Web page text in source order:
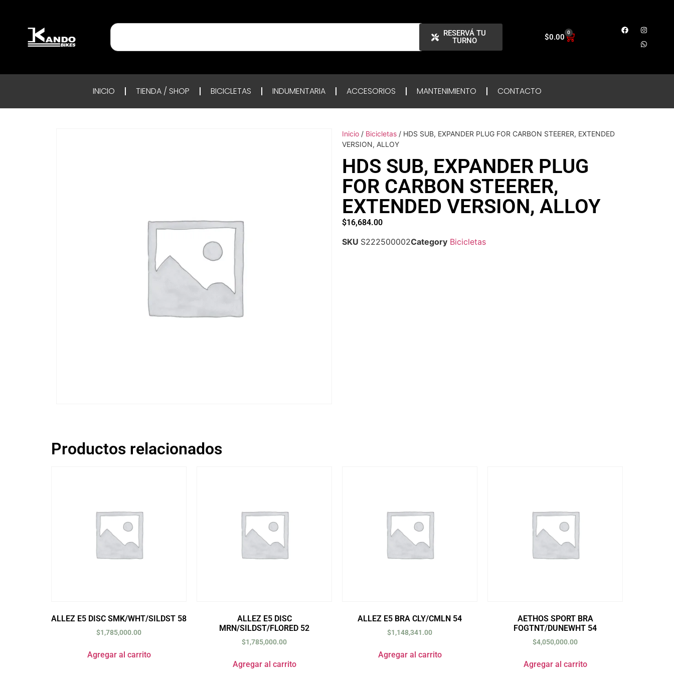
RESERVÁ TU
TURNO
$0.00 0
INICIO TIENDA / SHOP BICICLETAS INDUMENTARIA ACCESORIOS MANTENIMIENTO CONTACTO
Inicio / Bicicletas / HDS SUB, EXPANDER PLUG FOR CARBON STEERER, EXTENDED
VERSION, ALLOY
HDS SUB, EXPANDER PLUG
FOR CARBON STEERER,
EXTENDED VERSION, ALLOY
$16,684.00
SKU S222500002Category Bicicletas
Productos relacionados
ALLEZ E5 DISC SMK/WHT/SILDST 58
$1,785,000.00
Agregar al carrito
ALLEZ E5 DISC
MRN/SILDST/FLORED 52
$1,785,000.00
Agregar al carrito
ALLEZ E5 BRA CLY/CMLN 54
$1,148,341.00
Agregar al carrito
AETHOS SPORT BRA
FOGTNT/DUNEWHT 54
$4,050,000.00
Agregar al carrito